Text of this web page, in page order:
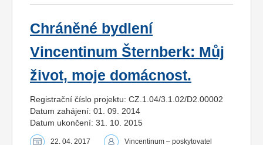
Chráněné bydlení
Vincentinum Šternberk: Můj
život, moje domácnost.
Registrační číslo projektu: CZ.1.04/3.1.02/D2.00002
Datum zahájení: 01. 09. 2014
Datum ukončení: 31. 10. 2015
22. 04. 2017
Vincentinum – poskytovatel